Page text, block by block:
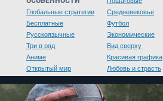
Глобальные стратегии
Бесплатные
Русскоязычные
Три в ряд
Аниме
Открытый мир
Средневековье
Футбол
Экономические
Вид сверху
Красивая графика
Любовь и страсть